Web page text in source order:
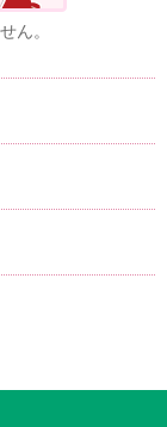
ん。